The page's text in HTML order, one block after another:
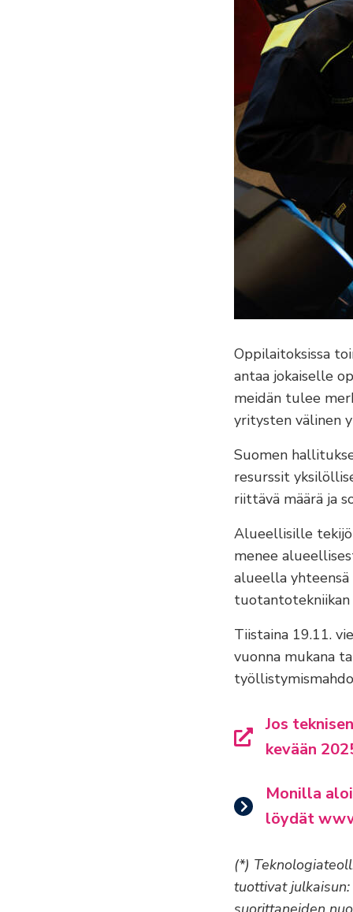
Oppilaitoksissa
antaa jokaiselle
meidän tulee
yritysten välinen
Suomen
resurssit
riittävä määrä ja
Alueellisille
menee
alueella
tuotantotekniikan
Tiistaina 19.11.
vuonna mukana
Jos
kevään
Monilla
löydät
(*)
tuottivat